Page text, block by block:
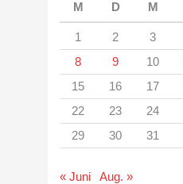
M D M
1 2 3
8
9 10
15
16 17
22
23 24
29
30 31
« Juni Aug. »